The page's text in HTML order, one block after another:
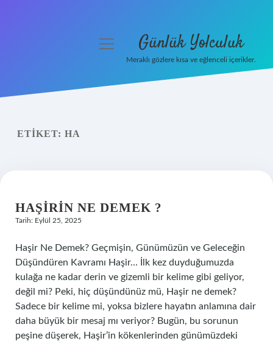
Yasal Uyarı
menüyü
Günlük Yolculuk
Meraklı gözlere kısa ve eğlenceli içerikler.
ETIKET: HA
HAŞIRIN NE DEMEK ?
Tarih: Eylül 25, 2025
Haşir Ne Demek? Geçmişin, Günümüzün ve Geleceğin
Düşündüren Kavramı Haşir… İlk kez duyduğumuzda
kulağa ne kadar derin ve gizemli bir kelime gibi geliyor,
değil mi? Peki, hiç düşündünüz mü, Haşir ne demek?
Sadece bir kelime mi, yoksa bizlere hayatın anlamına dair
daha büyük bir mesaj mı veriyor? Bugün, bu sorunun
peşine düşerek, Haşir’in kökenlerinden günümüzdeki